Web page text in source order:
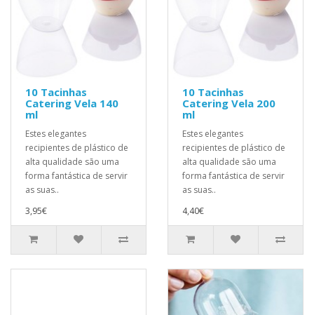
10 Tacinhas
Catering Vela 140
ml
Estes elegantes
recipientes de plástico de
alta qualidade são uma
forma fantástica de servir
as suas..
3,95€
10 Tacinhas
Catering Vela 200
ml
Estes elegantes
recipientes de plástico de
alta qualidade são uma
forma fantástica de servir
as suas..
4,40€